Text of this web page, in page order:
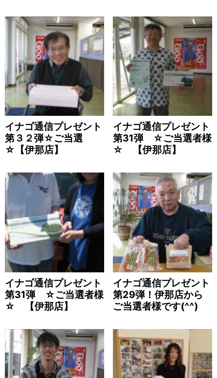
イナゴ通信プレゼント
第３２弾☆ご当選
☆【伊那店】
イナゴ通信プレゼント
第31弾 ☆ご当選者様
☆ 【伊那店】
イナゴ通信プレゼント
第31弾 ☆ご当選者様
☆ 【伊那店】
イナゴ通信プレゼント
第29弾！伊那店から
ご当選者様です(^^)